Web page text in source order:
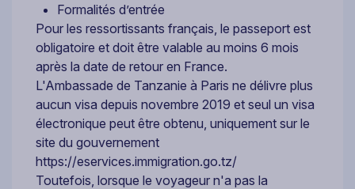
Formalités d’entrée
Pour les ressortissants français, le passeport est
obligatoire et doit être valable au moins 6 mois
après la date de retour en France.
L'Ambassade de Tanzanie à Paris ne délivre plus
aucun visa depuis novembre 2019 et seul un visa
électronique peut être obtenu, uniquement sur le
site du gouvernement
https://eservices.immigration.go.tz/
Toutefois, lorsque le voyageur n'a pas la